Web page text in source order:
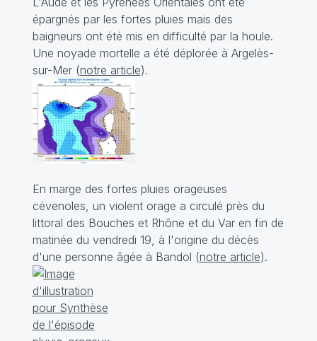
épargnés par les fortes pluies mais des
baigneurs ont été mis en difficulté par la houle.
Une noyade mortelle a été déplorée à Argelès-
sur-Mer (notre article).
En marge des fortes pluies orageuses
cévenoles, un violent orage a circulé près du
littoral des Bouches et Rhône et du Var en fin de
matinée du vendredi 19, à l'origine du décès
d'une personne âgée à Bandol (notre article).